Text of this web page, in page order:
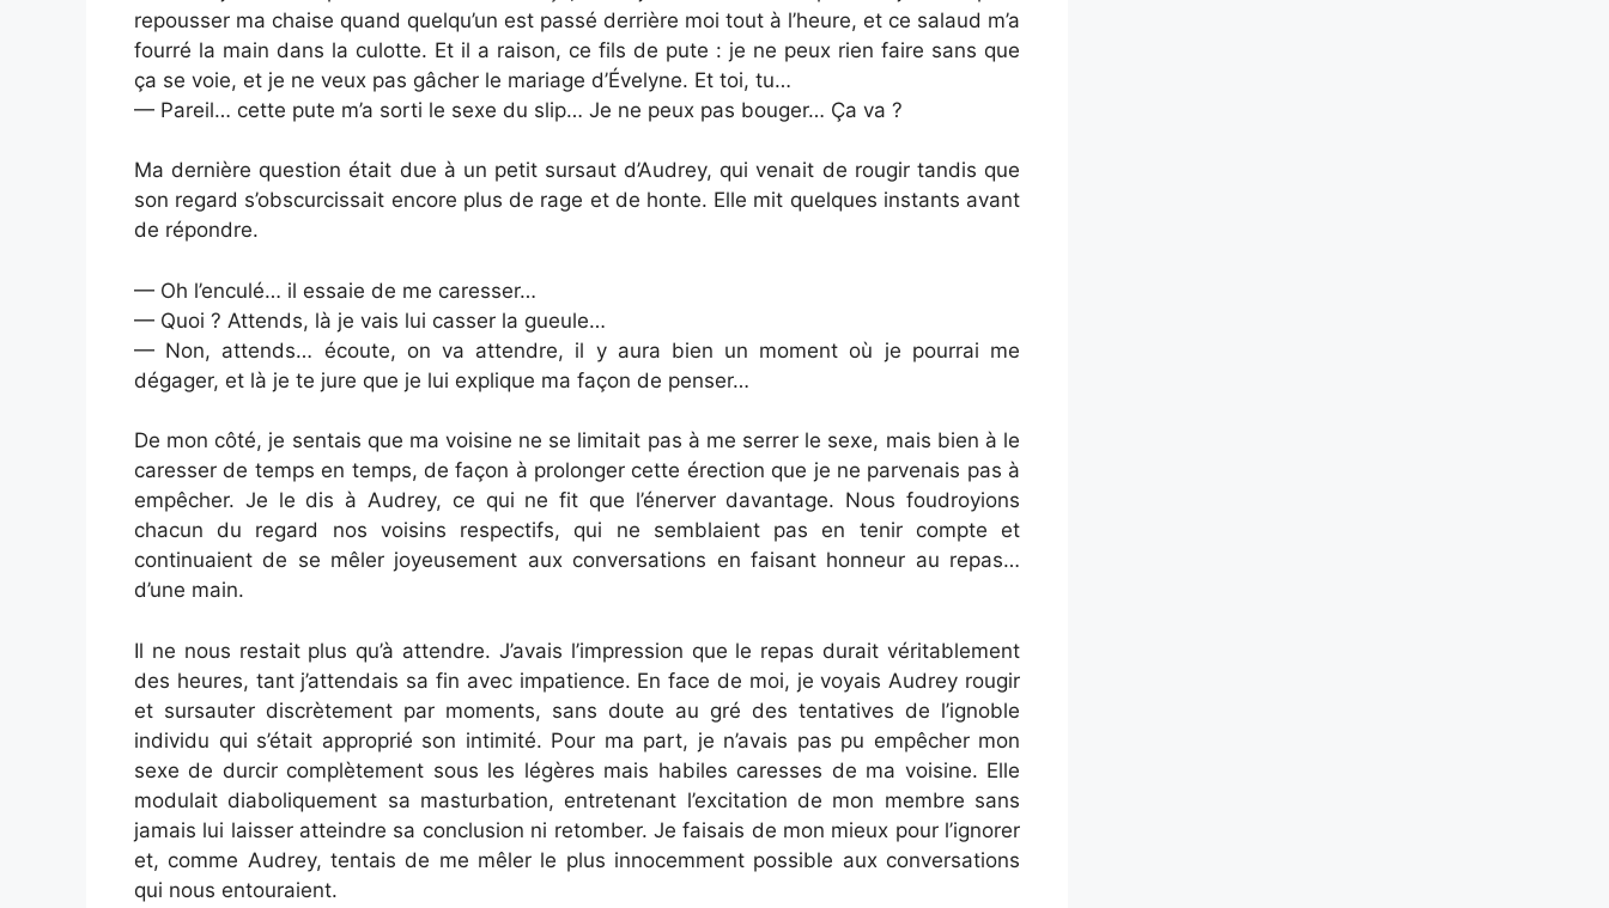
repousser ma chaise quand quelqu’un est passé derrière moi tout à l’heure, et ce salaud m’a
fourré la main dans la culotte. Et il a raison, ce fils de pute : je ne peux rien faire sans que
ça se voie, et je ne veux pas gâcher le mariage d’Évelyne. Et toi, tu…
— Pareil… cette pute m’a sorti le sexe du slip… Je ne peux pas bouger… Ça va ?
Ma dernière question était due à un petit sursaut d’Audrey, qui venait de rougir tandis que
son regard s’obscurcissait encore plus de rage et de honte. Elle mit quelques instants avant
de répondre.
— Oh l’enculé… il essaie de me caresser…
— Quoi ? Attends, là je vais lui casser la gueule…
— Non, attends… écoute, on va attendre, il y aura bien un moment où je pourrai me
dégager, et là je te jure que je lui explique ma façon de penser…
De mon côté, je sentais que ma voisine ne se limitait pas à me serrer le sexe, mais bien à le
caresser de temps en temps, de façon à prolonger cette érection que je ne parvenais pas à
empêcher. Je le dis à Audrey, ce qui ne fit que l’énerver davantage. Nous foudroyions
chacun du regard nos voisins respectifs, qui ne semblaient pas en tenir compte et
continuaient de se mêler joyeusement aux conversations en faisant honneur au repas…
d’une main.
Il ne nous restait plus qu’à attendre. J’avais l’impression que le repas durait véritablement
des heures, tant j’attendais sa fin avec impatience. En face de moi, je voyais Audrey rougir
et sursauter discrètement par moments, sans doute au gré des tentatives de l’ignoble
individu qui s’était approprié son intimité. Pour ma part, je n’avais pas pu empêcher mon
sexe de durcir complètement sous les légères mais habiles caresses de ma voisine. Elle
modulait diaboliquement sa masturbation, entretenant l’excitation de mon membre sans
jamais lui laisser atteindre sa conclusion ni retomber. Je faisais de mon mieux pour l’ignorer
et, comme Audrey, tentais de me mêler le plus innocemment possible aux conversations
qui nous entouraient.